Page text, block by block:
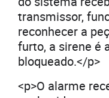
transmissor,
reconhecer a
furto, a sirene é
bloqueado.</p>
<p>O alarme